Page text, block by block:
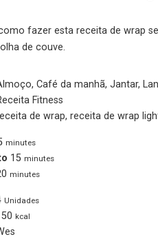
fazer esta receita de wrap
de couve.
Café da manhã, Jantar,
Fitness
de wrap, receita de wrap
minutes
15 minutes
minutes
Unidades
kcal